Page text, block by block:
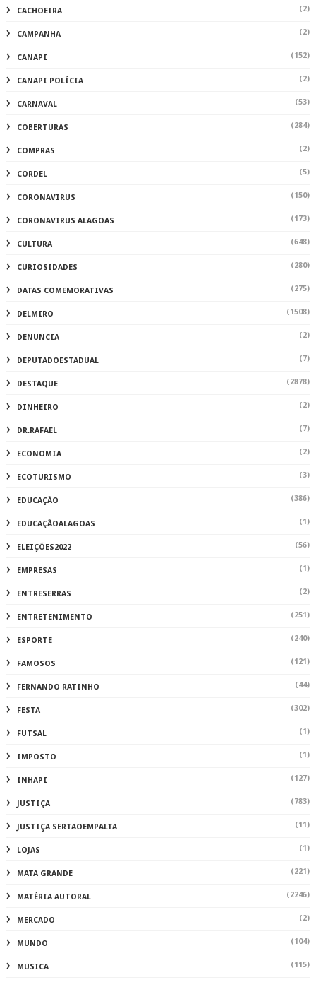
CACHOEIRA (2)
CAMPANHA (2)
CANAPI (152)
CANAPI POLÍCIA (2)
CARNAVAL (53)
COBERTURAS (284)
COMPRAS (2)
CORDEL (5)
CORONAVIRUS (150)
CORONAVIRUS ALAGOAS (173)
CULTURA (648)
CURIOSIDADES (280)
DATAS COMEMORATIVAS (275)
DELMIRO (1508)
DENUNCIA (2)
DEPUTADOESTADUAL (7)
DESTAQUE (2878)
DINHEIRO (2)
DR.RAFAEL (7)
ECONOMIA (2)
ECOTURISMO (3)
EDUCAÇÃO (386)
EDUCAÇÃOALAGOAS (1)
ELEIÇÕES2022 (56)
EMPRESAS (1)
ENTRESERRAS (2)
ENTRETENIMENTO (251)
ESPORTE (240)
FAMOSOS (121)
FERNANDO RATINHO (44)
FESTA (302)
FUTSAL (1)
IMPOSTO (1)
INHAPI (127)
JUSTIÇA (783)
JUSTIÇA SERTAOEMPALTA (11)
LOJAS (1)
MATA GRANDE (221)
MATÉRIA AUTORAL (2246)
MERCADO (2)
MUNDO (104)
MUSICA (115)